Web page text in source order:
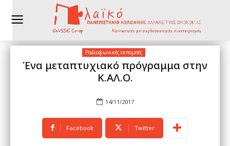
Ραδιοφωνικές εκπομπές
Ένα μεταπτυχιακό πρόγραμμα στην
Κ.ΑΛ.Ο.
14/11/2017
Facebook Twitter